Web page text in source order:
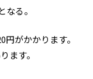
る。
がかかります。
ます。